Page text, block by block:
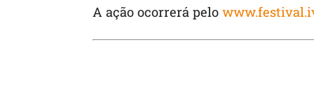
A ação ocorrerá pelo